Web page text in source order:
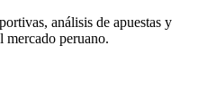
análisis de apuestas y
mercado peruano.